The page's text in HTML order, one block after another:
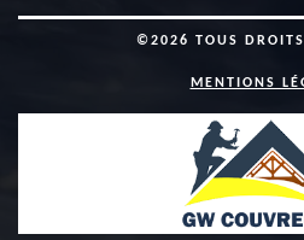
©2026 TOUS DROITS
MENTIONS